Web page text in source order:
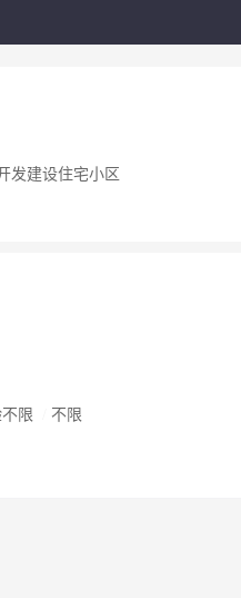
发建设住宅小区
限 不限